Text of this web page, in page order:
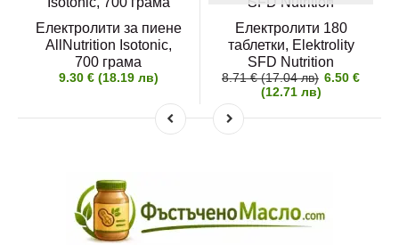
Електролити за пиене
AllNutrition Isotonic,
700 грама
9.30 € (18.19 лв)
Електролити 180
таблетки, Elektrolity
SFD Nutrition
8.71 € (17.04 лв) 6.50 €
(12.71 лв)